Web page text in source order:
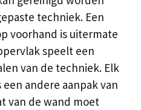
techniek. Een
voorhand is uitermate
speelt een
van de techniek. Elk
andere aanpak van
van de wand moet